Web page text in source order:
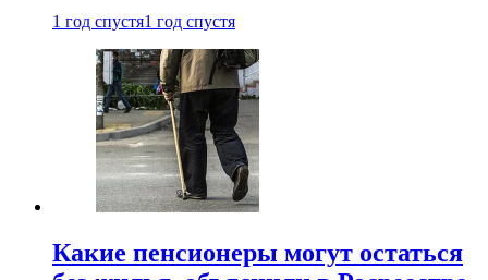
1 год спустя1 год спустя
Какие пенсионеры могут остаться